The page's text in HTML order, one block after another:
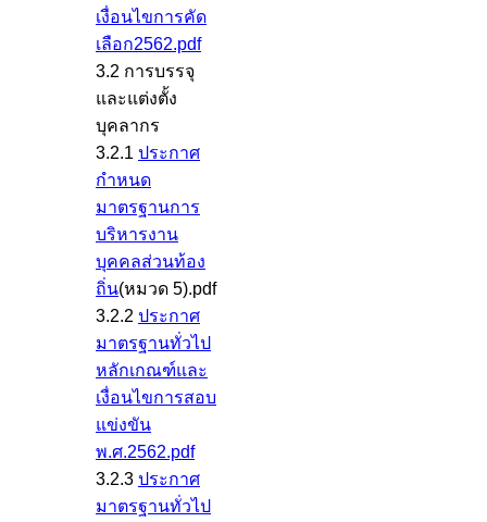
เงื่อนไขการคัด
เลือก2562.pdf
3.2 การบรรจุ
และแต่งตั้ง
บุคลากร
3.2.1 ประกาศ
กำหนด
มาตรฐานการ
บริหารงาน
บุคคลส่วนท้อง
ถิ่น(หมวด 5).pdf
3.2.2 ประกาศ
มาตรฐานทั่วไป
หลักเกณฑ์และ
เงื่อนไขการสอบ
แข่งขัน
พ.ศ.2562.pdf
3.2.3 ประกาศ
มาตรฐานทั่วไป